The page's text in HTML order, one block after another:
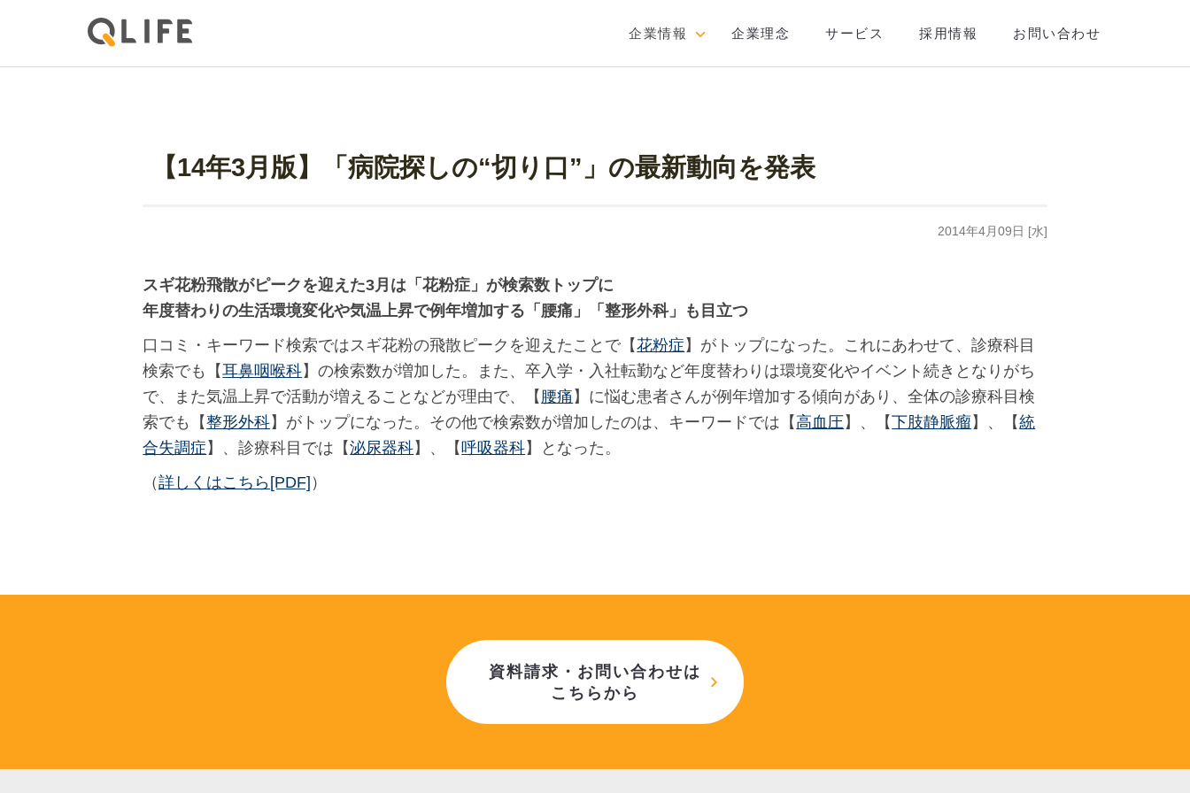
企業情報 企業理念 サービス 採用情報 お問い合わせ
【14年3月版】「病院探しの“切り口”」の最新動向を発表
2014年4月09日 [水]
スギ花粉飛散がピークを迎えた3月は「花粉症」が検索数トップに
年度替わりの生活環境変化や気温上昇で例年増加する「腰痛」「整形外科」も目立つ
口コミ・キーワード検索ではスギ花粉の飛散ピークを迎えたことで【花粉症 】がトップになった。これにあわせて、診療科目
検索でも【耳鼻咽喉科】の検索数が増加した。また、卒入学・入社転勤など年度替わりは環境変化やイベント続きとなりがち
で、また気温上昇で活動が増えることなどが理由で、【 腰痛 】に悩む患者さんが例年増加する傾向があり、全体の診療科目検
索でも【整形外科】がトップになった。その他で検索数が増加したのは、キーワードでは【高血圧 】、【下肢静脈瘤】、【統
合失調症 】、診療科目では【泌尿器科】、【呼吸器科】となった。
（詳しくはこちら[PDF] ）
資料請求・お問い合わせは
こちらから